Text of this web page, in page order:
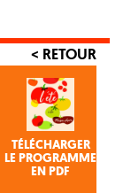
< RETOUR
TÉLÉCHARGER
LE PROGRAMME
EN PDF